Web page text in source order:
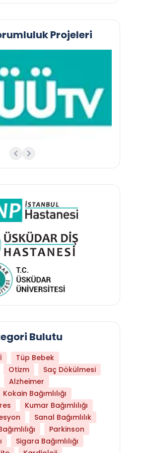
Tüketmek Yaşlanmayı
Projeleri
Bulutu
Tüp Bebek
Otizm
Saç Dökülmesi
Alzheimer
Kokain Bağımlılığı
Kumar Bağımlılığı
Sanal Bağımlılık
Parkinson
Sigara Bağımlılığı